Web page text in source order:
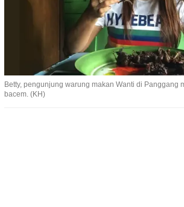
Betty, pengunjung warung makan Wanti di Panggang
bacem. (KH)